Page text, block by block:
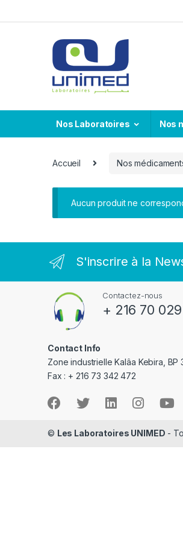
to
to
Nos Laboratoires Nos
Accueil Nos
Aucun produit ne
S'inscrire à la
Contactez-nous
+ 216 70
Contact Info
Zone industrielle Kalâa Kebira,
Fax : + 216 73 342 472
© Les Laboratoires UNIMED -